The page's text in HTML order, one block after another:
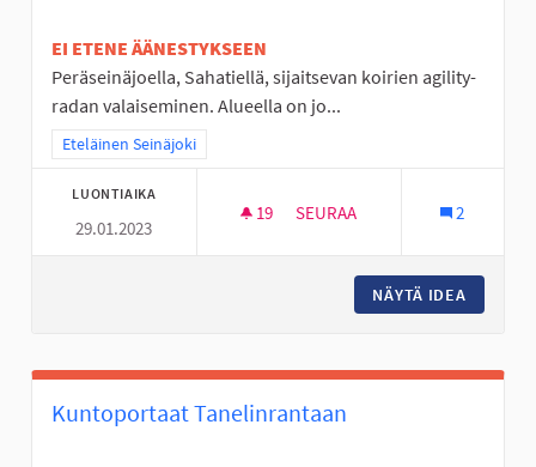
EI ETENE ÄÄNESTYKSEEN
Peräseinäjoella, Sahatiellä, sijaitsevan koirien agility-
radan valaiseminen. Alueella on jo...
Rajaa tulokset teeman mukaan: Eteläinen Seinäjoki
Eteläinen Seinäjoki
LUONTIAIKA
29.01.2023
19 19 SEURAAJAA
SEURAA 2
NÄYTÄ IDEA
Kuntoportaat Tanelinrantaan